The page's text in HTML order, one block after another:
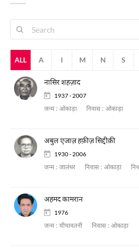
ALL A I M N S
नासिर शहज़ाद
1937 - 2007
जन्म : ओकाड़ा निवास : ओकाड़ा
अबुल एजाज़ हफ़ीज़ सिद्दीक़ी
1930 - 2006
जन्म : जालंधर निवास : ओकाड़ा
अहमद कामरान
1976
जन्म : चीचावतनी निवास : ओकाड़ा